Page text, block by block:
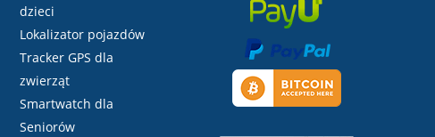
dzieci
Lokalizator pojazdów
Tracker GPS dla
zwierząt
Smartwatch dla
Seniorów